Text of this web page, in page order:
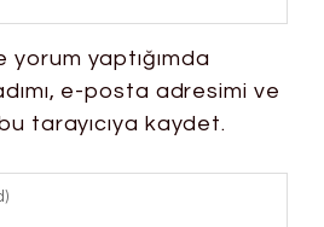
yaptığımda
e-posta adresimi ve
tarayıcıya kaydet.